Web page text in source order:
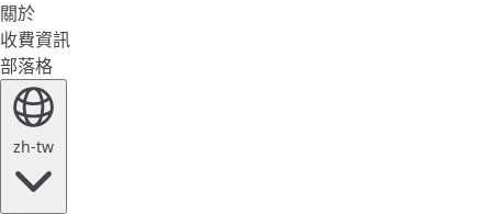
關於
收費資訊
部落格
zh-tw